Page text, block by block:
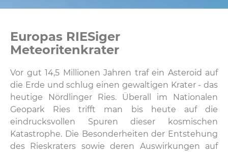
Europas RIESiger
Meteoritenkrater
Vor gut 14,5 Millionen Jahren traf ein Asteroid auf
die Erde und schlug einen gewaltigen Krater - das
heutige Nördlinger Ries. Überall im Nationalen
Geopark Ries trifft man bis heute auf die
eindrucksvollen Spuren dieser kosmischen
Katastrophe. Die Besonderheiten der Entstehung
des Rieskraters sowie deren Auswirkungen auf